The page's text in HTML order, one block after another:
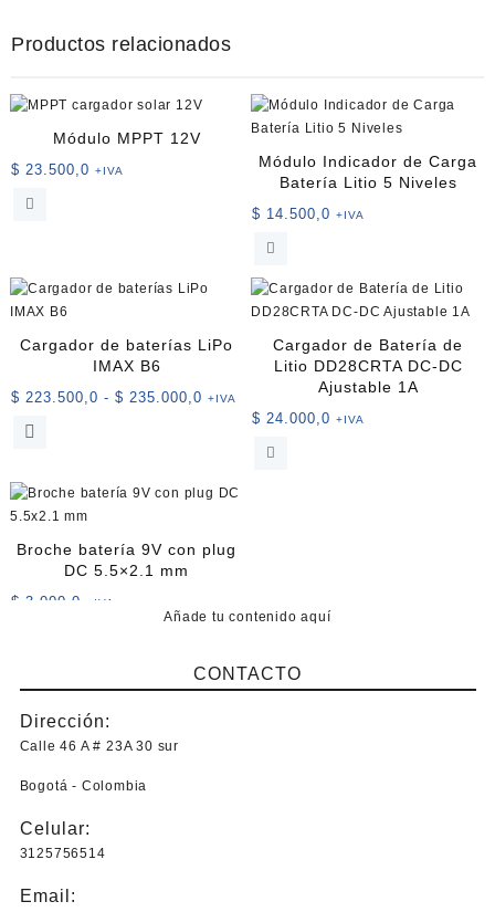
Productos relacionados
Módulo MPPT 12V
$ 23.500,0 +IVA
Módulo Indicador de Carga
Batería Litio 5 Niveles
$ 14.500,0 +IVA
Cargador de baterías LiPo
IMAX B6
$ 223.500,0 - $ 235.000,0 Rango
$ 223.500,0
+IVA
Este
múltiples
variantes.
Las
opciones
de
producto
Cargador de Batería de
Litio DD28CRTA DC-DC
Ajustable 1A
$ 24.000,0 +IVA
Broche batería 9V con plug
DC 5.5×2.1 mm
$ 3.000,0 +IVA
Añade tu contenido aquí
CONTACTO
Dirección:
Calle 46 A # 23A 30 sur
Bogotá - Colombia
Celular:
3125756514
Email: